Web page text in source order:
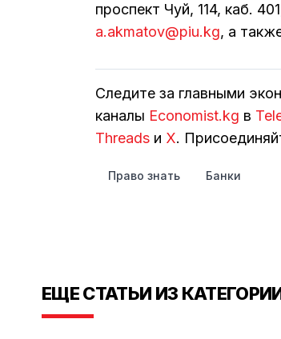
проспект Чуй, 114, каб.
a.akmatov@piu.kg, а
Следите за главными
каналы Economist.kg в
Threads и Х.
Право знать Банки
ЕЩЕ СТАТЬИ ИЗ